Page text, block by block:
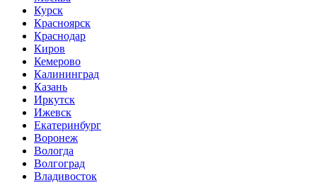
Курск
Красноярск
Краснодар
Киров
Кемерово
Калининград
Казань
Иркутск
Ижевск
Екатеринбург
Воронеж
Вологда
Волгоград
Владивосток